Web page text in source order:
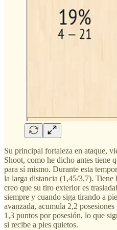
Su principal fortaleza en ataque,
Shoot, como he dicho antes tiene
para sí mismo. Durante esta
la larga distancia (1,45/3,7).
creo que su tiro exterior es
siempre y cuando siga tirando a
avanzada, acumula 2,2
1,3 puntos por posesión, lo que
si recibe a pies quietos.